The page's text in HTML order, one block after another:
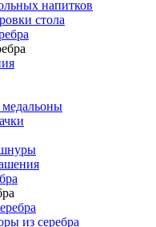
напитков
стола
из серебра